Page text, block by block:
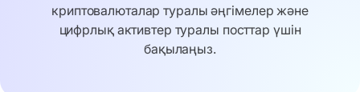
криптовалюталар туралы әңгімелер және
цифрлық активтер туралы посттар үшін
бақылаңыз.